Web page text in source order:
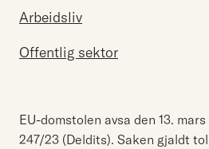
Arbeidsliv
Offentlig sektor
EU-domstolen avsa den 13.
247/23 (Deldits). Saken gjaldt